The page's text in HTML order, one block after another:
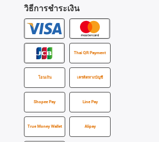
วิธีการชำระเงิน
Thai QR Payment
โอนเงิน เครดิตทางบัญชี
Shopee Pay Line Pay
True Money Wallet Alipay